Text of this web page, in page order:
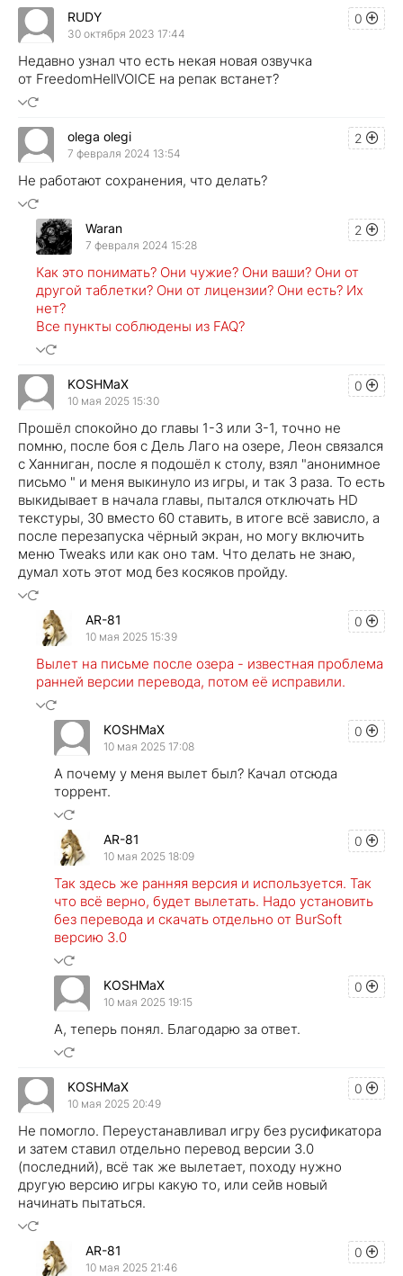
0
RUDY
30 октября 2023 17:44
Недавно узнал что есть некая новая озвучка
от FreedomHellVOICE на репак встанет?
2
olega olegi
7 февраля 2024 13:54
Не работают сохранения, что делать?
2
Waran
7 февраля 2024 15:28
Как это понимать? Они чужие? Они ваши? Они от
другой таблетки? Они от лицензии? Они есть? Их
нет?
Все пункты соблюдены из FAQ?
0
KOSHMaX
10 мая 2025 15:30
Прошёл спокойно до главы 1-3 или 3-1, точно не
помню, после боя с Дель Лаго на озере, Леон связался
с Ханниган, после я подошёл к столу, взял "анонимное
письмо " и меня выкинуло из игры, и так 3 раза. То есть
выкидывает в начала главы, пытался отключать HD
текстуры, 30 вместо 60 ставить, в итоге всё зависло, а
после перезапуска чёрный экран, но могу включить
меню Tweaks или как оно там. Что делать не знаю,
думал хоть этот мод без косяков пройду.
0
AR-81
10 мая 2025 15:39
Вылет на письме после озера - известная проблема
ранней версии перевода, потом её исправили.
0
KOSHMaX
10 мая 2025 17:08
А почему у меня вылет был? Качал отсюда
торрент.
0
AR-81
10 мая 2025 18:09
Так здесь же ранняя версия и используется. Так
что всё верно, будет вылетать. Надо установить
без перевода и скачать отдельно от BurSoft
версию 3.0
0
KOSHMaX
10 мая 2025 19:15
А, теперь понял. Благодарю за ответ.
0
KOSHMaX
10 мая 2025 20:49
Не помогло. Переустанавливал игру без русификатора
и затем ставил отдельно перевод версии 3.0
(последний), всё так же вылетает, походу нужно
другую версию игры какую то, или сейв новый
начинать пытаться.
0
AR-81
10 мая 2025 21:46